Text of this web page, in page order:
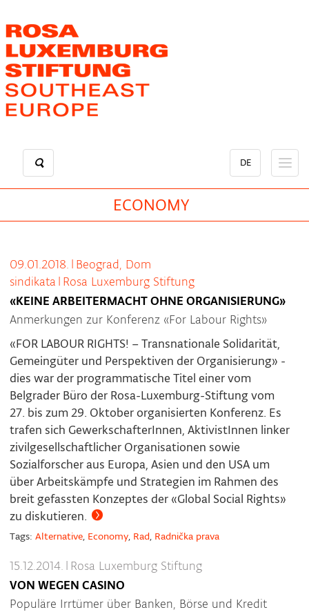
Inhalt
DE
ECONOMY
09.01.2018. | Beograd, Dom
sindikata | Rosa Luxemburg Stiftung
«KEINE ARBEITERMACHT OHNE ORGANISIERUNG»
Anmerkungen zur Konferenz «For Labour Rights»
«FOR LABOUR RIGHTS! – Transnationale Solidarität,
Gemeingüter und Perspektiven der Organisierung» -
dies war der programmatische Titel einer vom
Belgrader Büro der Rosa-Luxemburg-Stiftung vom
27. bis zum 29. Oktober organisierten Konferenz. Es
trafen sich GewerkschafterInnen, AktivistInnen linker
zivilgesellschaftlicher Organisationen sowie
Sozialforscher aus Europa, Asien und den USA um
über Arbeitskämpfe und Strategien im Rahmen des
breit gefassten Konzeptes der «Global Social Rights»
zu diskutieren.
Tags: Alternative, Economy, Rad, Radnička prava
15.12.2014. | Rosa Luxemburg Stiftung
VON WEGEN CASINO
Populäre Irrtümer über Banken, Börse und Kredit